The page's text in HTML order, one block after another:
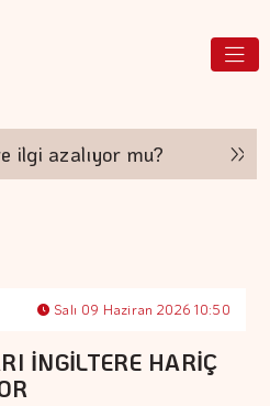
azalıyor mu?
Salı 09 Haziran 2026 10:50
İNGİLTERE HARİÇ